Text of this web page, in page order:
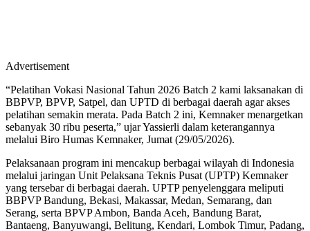
Advertisement
“Pelatihan Vokasi Nasional Tahun 2026 Batch 2 kami laksanakan di
BBPVP, BPVP, Satpel, dan UPTD di berbagai daerah agar akses
pelatihan semakin merata. Pada Batch 2 ini, Kemnaker menargetkan
sebanyak 30 ribu peserta,” ujar Yassierli dalam keterangannya
melalui Biro Humas Kemnaker, Jumat (29/05/2026).
Pelaksanaan program ini mencakup berbagai wilayah di Indonesia
melalui jaringan Unit Pelaksana Teknis Pusat (UPTP) Kemnaker
yang tersebar di berbagai daerah. UPTP penyelenggara meliputi
BBPVP Bandung, Bekasi, Makassar, Medan, Semarang, dan
Serang, serta BPVP Ambon, Banda Aceh, Bandung Barat,
Bantaeng, Banyuwangi, Belitung, Kendari, Lombok Timur, Padang,